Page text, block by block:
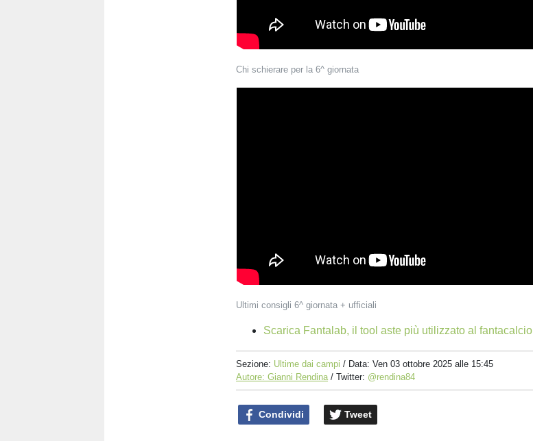
Chi schierare per la 6^ giornata
Ultimi consigli 6^ giornata + ufficiali
Scarica Fantalab, il tool aste più utilizzato al fantacalcio
Sezione: Ultime dai campi / Data:Ven 03 ottobre 2025 alle 15:45
Autore: Gianni Rendina / Twitter: @rendina84
Condividi Tweet